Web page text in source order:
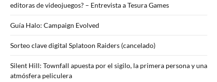
editoras de videojuegos? – Entrevista a Tesura Games
Guía Halo: Campaign Evolved
Sorteo clave digital Splatoon Raiders (cancelado)
Silent Hill: Townfall apuesta por el sigilo, la primera persona y una
atmósfera peliculera